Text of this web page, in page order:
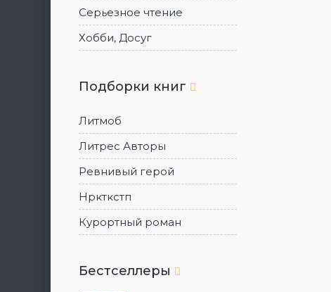
Серьезное чтение
Хобби, Досуг
Подборки книг
Литмоб
Литрес Авторы
Ревнивый герой
Нркткстп
Курортный роман
Бестселлеры